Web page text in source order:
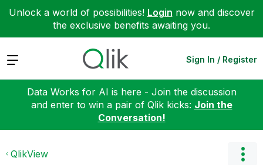
Unlock a world of possibilities! Login now and discover
the exclusive benefits awaiting you.
Expand Sign In / Register
Data Works for AI is here - Join the discussion
and enter to win a pair of Qlik kicks: Join the
Conversation!
QlikView